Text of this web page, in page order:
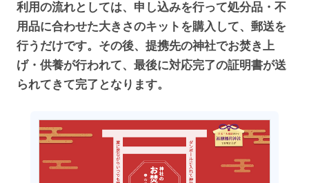
利用の流れとしては、申し込みを行って処分品・不
用品に合わせた大きさのキットを購入して、郵送を
行うだけです。その後、提携先の神社でお焚き上
げ・供養が行われて、最後に対応完了の証明書が送
られてきて完了となります。